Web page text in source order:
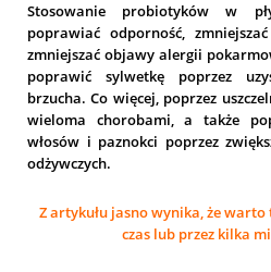
Stosowanie probiotyków w
poprawiać odporność,
zmniejszać objawy alergii
poprawić sylwetkę poprzez
brzucha. Co więcej, poprzez
wieloma chorobami, a także
włosów i paznokci poprzez
odżywczych.
Z artykułu jasno wynika, że
czas lub przez kilka